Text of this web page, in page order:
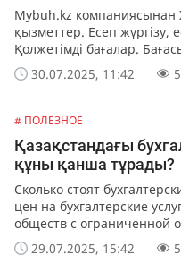
Mybuh.kz компаниясынан
қызметтер. Есеп жүргізу,
Қолжетімді бағалар.
30.07.2025, 11:42
# ПОЛЕЗНОЕ
Қазақстандағы
құны қанша тұрады?
Сколько стоят
цен на бухгалтерские
обществ с ограниченной
с прайс-листом Mybuh.kz
цены.
29.07.2025, 15:42